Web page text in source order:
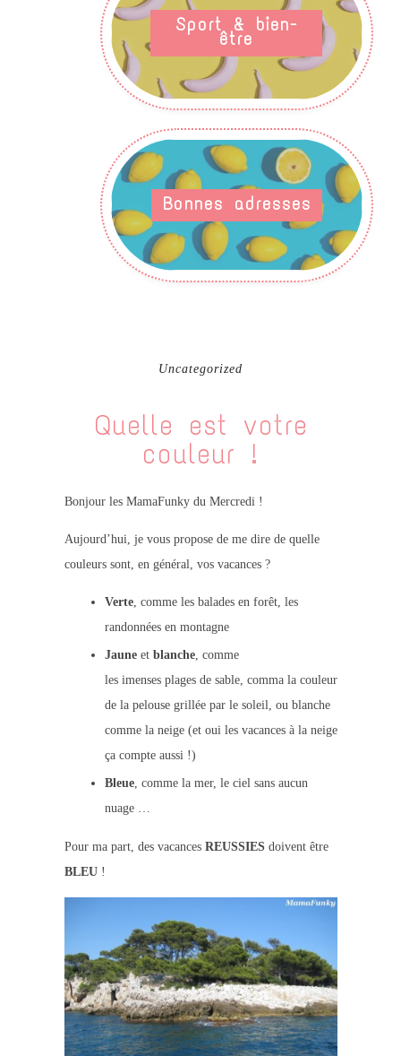
Sport & bien-
être
Bonnes adresses
Uncategorized
Quelle est votre
couleur !
Bonjour les MamaFunky du Mercredi !
Aujourd’hui, je vous propose de me dire de quelle
couleurs sont, en général, vos vacances ?
Verte, comme les balades en forêt, les
randonnées en montagne
Jauneet blanche, comme
les imenses plages de sable, comma la couleur
de la pelouse grillée par le soleil, ou blanche
comme la neige (et oui les vacances à la neige
ça compte aussi !)
Bleue, comme la mer, le ciel sans aucun
nuage …
Pour ma part, des vacances REUSSIESdoivent être
BLEU!